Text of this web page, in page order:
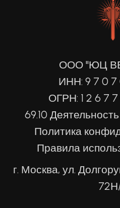
ООО "ЮЦ
ИНН: 9 7 0 7
ОГРН: 1 2 6 7 7
69.10
Политика
Правила
г. Москва, ул.